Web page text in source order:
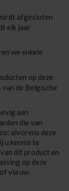
afgesloten
elk jaar
we enkele
op deze
de Belgische
aan
die van
alvorens deze
u kennis te
van dit product en
op deze
via uw